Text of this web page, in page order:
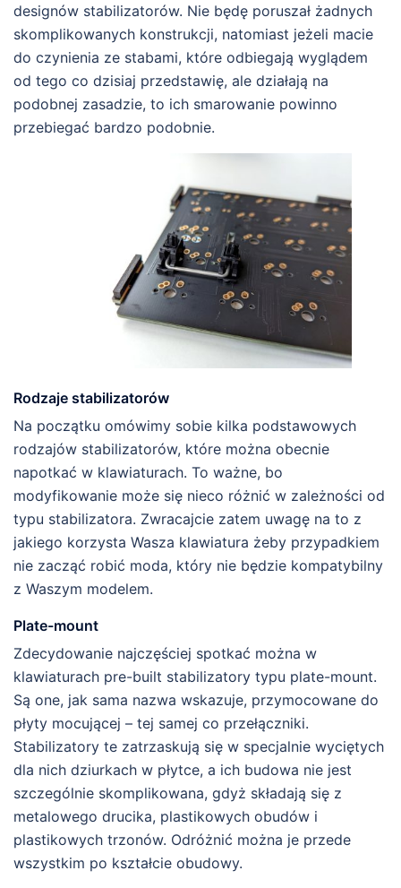
designów stabilizatorów. Nie będę poruszał żadnych
skomplikowanych konstrukcji, natomiast jeżeli macie
do czynienia ze stabami, które odbiegają wyglądem
od tego co dzisiaj przedstawię, ale działają na
podobnej zasadzie, to ich smarowanie powinno
przebiegać bardzo podobnie.
Rodzaje stabilizatorów
Na początku omówimy sobie kilka podstawowych
rodzajów stabilizatorów, które można obecnie
napotkać w klawiaturach. To ważne, bo
modyfikowanie może się nieco różnić w zależności od
typu stabilizatora. Zwracajcie zatem uwagę na to z
jakiego korzysta Wasza klawiatura żeby przypadkiem
nie zacząć robić moda, który nie będzie kompatybilny
z Waszym modelem.
Plate-mount
Zdecydowanie najczęściej spotkać można w
klawiaturach pre-built stabilizatory typu plate-mount.
Są one, jak sama nazwa wskazuje, przymocowane do
płyty mocującej – tej samej co przełączniki.
Stabilizatory te zatrzaskują się w specjalnie wyciętych
dla nich dziurkach w płytce, a ich budowa nie jest
szczególnie skomplikowana, gdyż składają się z
metalowego drucika, plastikowych obudów i
plastikowych trzonów. Odróżnić można je przede
wszystkim po kształcie obudowy.